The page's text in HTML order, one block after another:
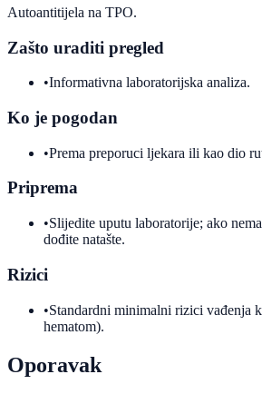
Autoantitijela na TPO.
Zašto uraditi pregled
•Informativna laboratorijska analiza.
Ko je pogodan
•Prema preporuci ljekara ili kao dio
Priprema
•Slijedite uputu laboratorije; ako
dođite natašte.
Rizici
•Standardni minimalni rizici vađenja
hematom).
Oporavak